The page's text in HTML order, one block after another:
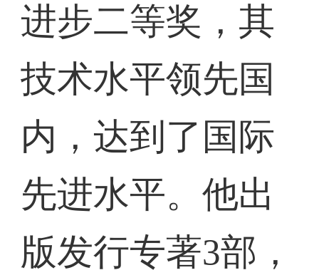
进步二等奖，其
技术水平领先国
内，达到了国际
先进水平。他出
版发行专著3部，